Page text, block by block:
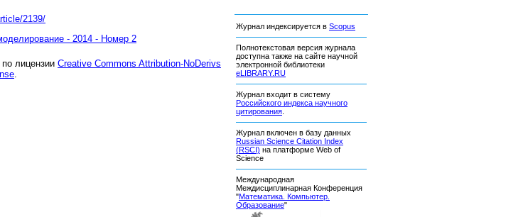
2139/
- 2014 - Номер 2
лицензии Creative Commons Attribution-NoDerivs
Журнал индексируется в Scopus
Полнотекстовая версия журнала
доступна также на сайте научной
электронной библиотеки
eLIBRARY.RU
Журнал входит в систему
Российского индекса научного
цитирования
Журнал включен в базу данных
Russian Science Citation Index
(RSCI) на платформе Web of
Science
Международная
Междисциплинарная Конференция
"Математика. Компьютер.
Образование"